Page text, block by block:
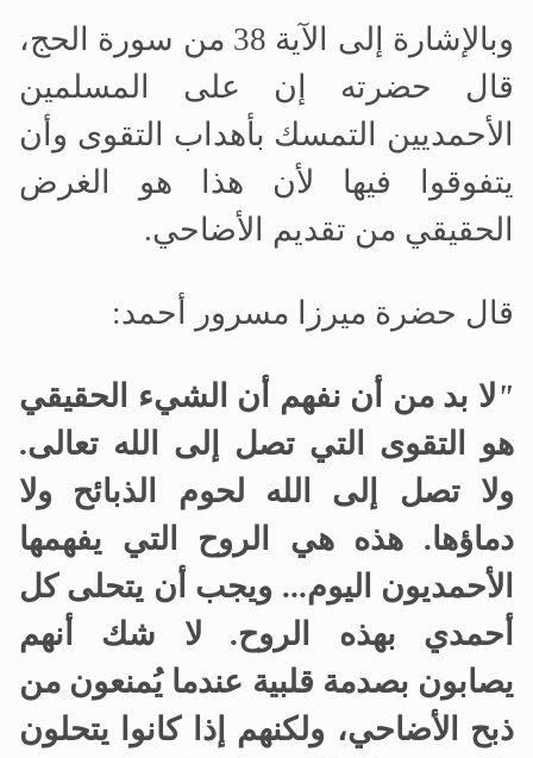
وبالإشارة إلى الآية 38 من سورة الحج،
قال حضرته إن على المسلمين
الأحمديين التمسك بأهداب التقوى وأن
يتفوقوا فيها لأن هذا هو الغرض
الحقيقي من تقديم الأضاحي.
قال حضرة ميرزا مسرور أحمد:
"لا بد من أن نفهم أن الشيء الحقيقي
هو التقوى التي تصل إلى الله تعالى.
ولا تصل إلى الله لحوم الذبائح ولا
دماؤها. هذه هي الروح التي يفهمها
الأحمديون اليوم... ويجب أن يتحلى كل
أحمدي بهذه الروح. لا شك أنهم
يصابون بصدمة قلبية عندما يُمنعون من
ذبح الأضاحي، ولكنهم إذا كانوا يتحلون